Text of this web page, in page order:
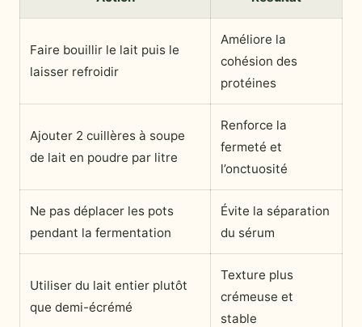
Faire bouillir le lait puis le
laisser refroidir
Améliore la
cohésion des
protéines
Ajouter 2 cuillères à soupe
de lait en poudre par litre
Renforce la
fermeté et
l’onctuosité
Ne pas déplacer les pots
pendant la fermentation
Évite la séparation
du sérum
Utiliser du lait entier plutôt
que demi-écrémé
Texture plus
crémeuse et
stable